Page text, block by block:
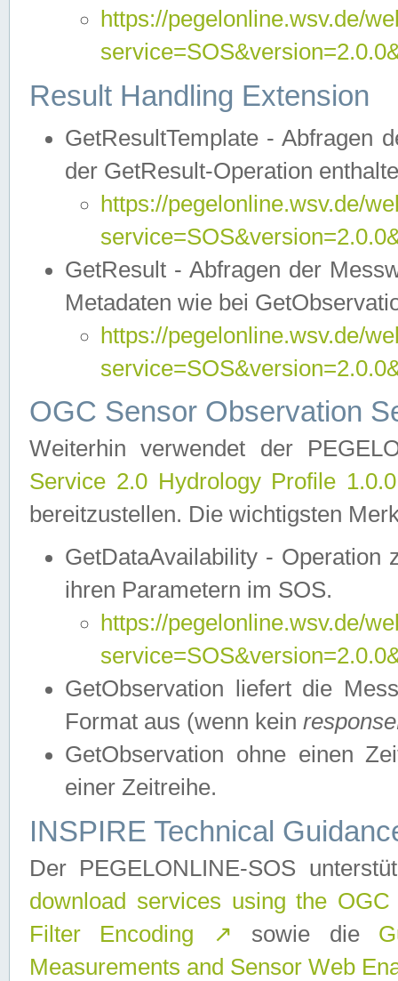
https://pegelonline.wsv.de/
Result Handling Extension
GetResultTemplate - Abfragen
der GetResult-Operation
https://pegelonline.wsv.de/
GetResult - Abfragen der
Metadaten wie bei
https://pegelonline.wsv.de/
OGC Sensor Observation
Weiterhin verwendet der
Service 2.0 Hydrology Profile
bereitzustellen. Die wichtigsten
GetDataAvailability - Operation
ihren Parametern im SOS.
https://pegelonline.wsv.de/
GetObservation liefert die
Format aus (wenn kein
GetObservation ohne einen
einer Zeitreihe.
INSPIRE Technical
Der PEGELONLINE-SOS
download services using the
Filter Encoding
↗ sowie die
Measurements and Sensor Web